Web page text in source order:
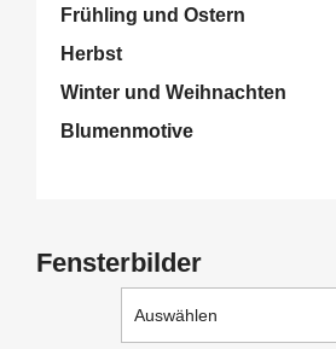
Frühling und Ostern
Herbst
Winter und Weihnachten
Blumenmotive
Fensterbilder
Auswählen